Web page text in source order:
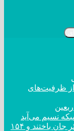
از ظرفیت‌های
نسیم می‌آید
مهران در صدر مسیر‌های ورودی/ ۲۴ زائر جان باختند و ۱۵۴